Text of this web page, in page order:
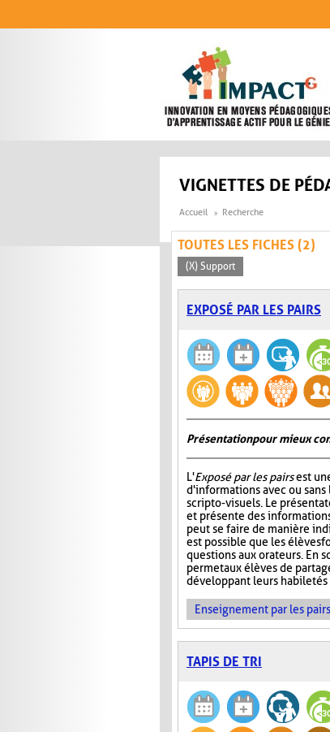
VIGNETTES DE
Accueil Recherche
TOUTES LES FICHES (2)
(X) Support
EXPOSÉ PAR LES PAIRS
Présentation pour mieux
L'Exposé par les pairsest
d'informations avec ou
scripto-visuels. Le
et présente des
peut se faire de manière
est possible que les élèves
questions aux orateurs. En
permet aux élèves de
développant leurs
Enseignement par les
TAPIS DE TRI